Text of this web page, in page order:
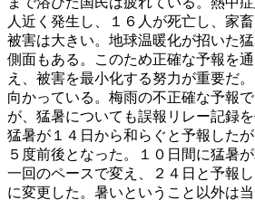
人近く発生し、１６人が死亡し、家
被害は大きい。地球温暖化が招いた
側面もある。このため正確な予報を
え、被害を最小化する努力が重要だ
向かっている。梅雨の不正確な予報
が、猛暑についても誤報リレー記録
猛暑が１４日から和らぐと予報した
５度前後となった。１０日間に猛暑
一回のペースで変え、２４日と予報
に変更した。暑いということ以外は